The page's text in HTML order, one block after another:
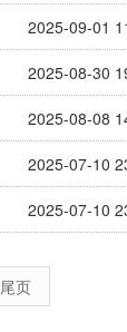
2025-09-01
2025-08-30
2025-08-08
2025-07-10
2025-07-10
尾页